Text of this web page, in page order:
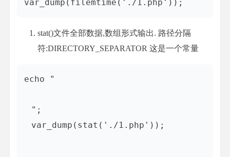
stat()文件全部数据,数组形式输出. 路径分隔
符:DIRECTORY_SEPARATOR 这是一个常量
echo "
";